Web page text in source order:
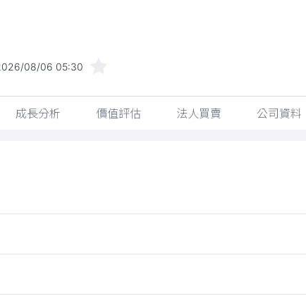
08/06 05:30
成長分析 價值評估 法人買賣 公司資料